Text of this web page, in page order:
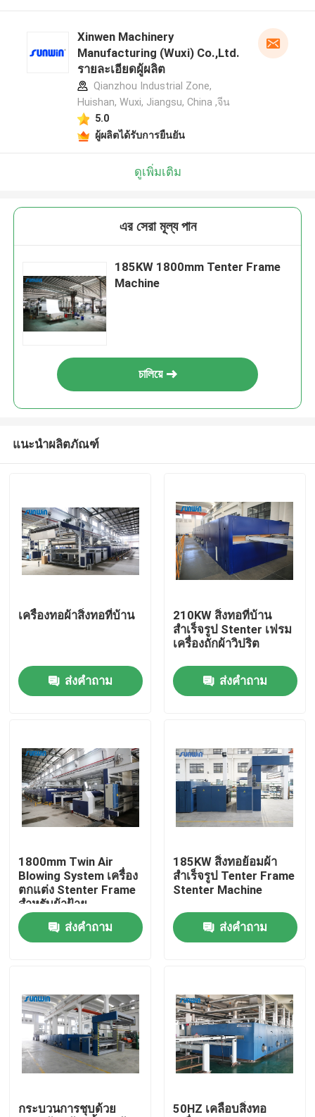
สินค้า
เกี่ยวกับเรา
ควบคุมคุณภาพ
ติดต่อเรา
เครื่อง Stenter สิ่งทอ
เครื่องอบไอน้ำร้อน
เครื่องใส่ผ้า
Xinwen Machinery
Manufacturing (Wuxi) Co.,Ltd.
รายละเอียดผู้ผลิต
Qianzhou Industrial Zone,
Huishan, Wuxi, Jiangsu, China ,จีน
5.0
ผู้ผลิตได้รับการยืนยัน
ดูเพิ่มเติม
এর সেরা মূল্য পান
185KW 1800mm Tenter Frame
Machine
চালিয়ে
แนะนำผลิตภัณฑ์
เครื่องทอผ้าสิ่งทอที่บ้าน
ส่งคำถาม
210KW สิ่งทอที่บ้าน
สำเร็จรูป Stenter เฟรม
เครื่องถักผ้าวิปริต
ส่งคำถาม
1800mm Twin Air
Blowing System เครื่อง
ตกแต่ง Stenter Frame
สำหรับผ้าฝ้าย
ส่งคำถาม
185KW สิ่งทอย้อมผ้า
สำเร็จรูป Tenter Frame
Stenter Machine
ส่งคำถาม
กระบวนการชุบด้วย
50HZ เคลือบสิ่งทอ